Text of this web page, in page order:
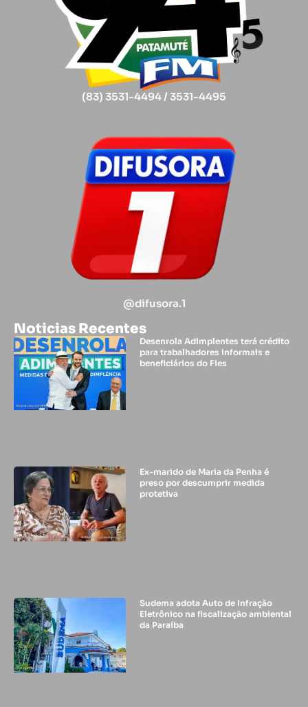
(83) 3531-4494 / 3531-4495
@difusora.1
Noticias Recentes
Desenrola Adimplentes terá crédito
para trabalhadores informais e
beneficiários do Fies
Ex-marido de Maria da Penha é
preso por descumprir medida
protetiva
Sudema adota Auto de Infração
Eletrônico na fiscalização ambiental
da Paraíba